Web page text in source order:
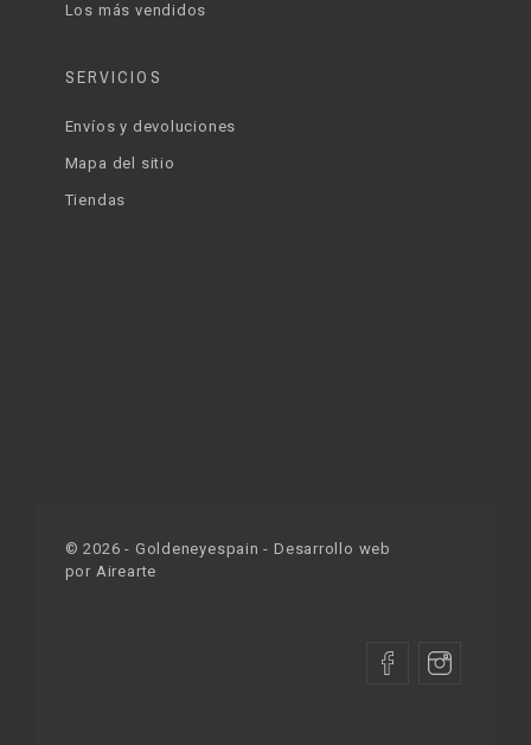
Los más vendidos
SERVICIOS
Envíos y devoluciones
Mapa del sitio
Tiendas
©2026 - Goldeneyespain - Desarrollo web
por Airearte